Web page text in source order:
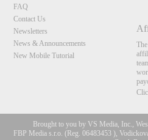
FAQ
Contact Us
Newsletters
News & Announcements
New Mobile Tutorial
Brought to you by VS Media, Inc.,
FBP Media s.r.o. (Reg. 06483453 ),